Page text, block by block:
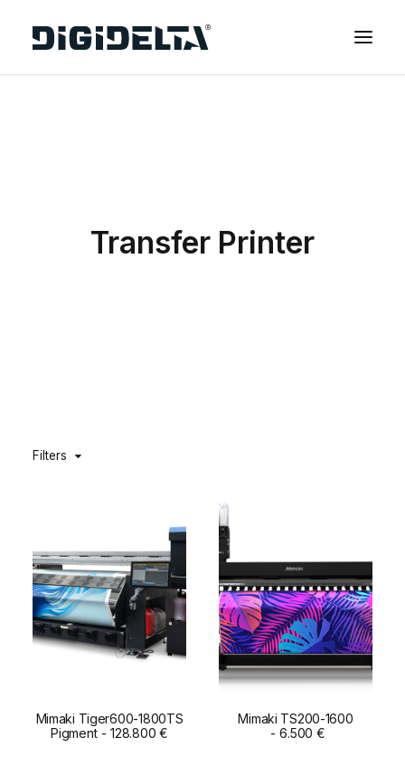
CONTACTOS
IDIOMA
Transfer Printer
Filters
ADD TO CART
Mimaki Tiger600-1800TS
Pigment
128.800 € ADD TO CART
Mimaki TS200-1600
6.500 €